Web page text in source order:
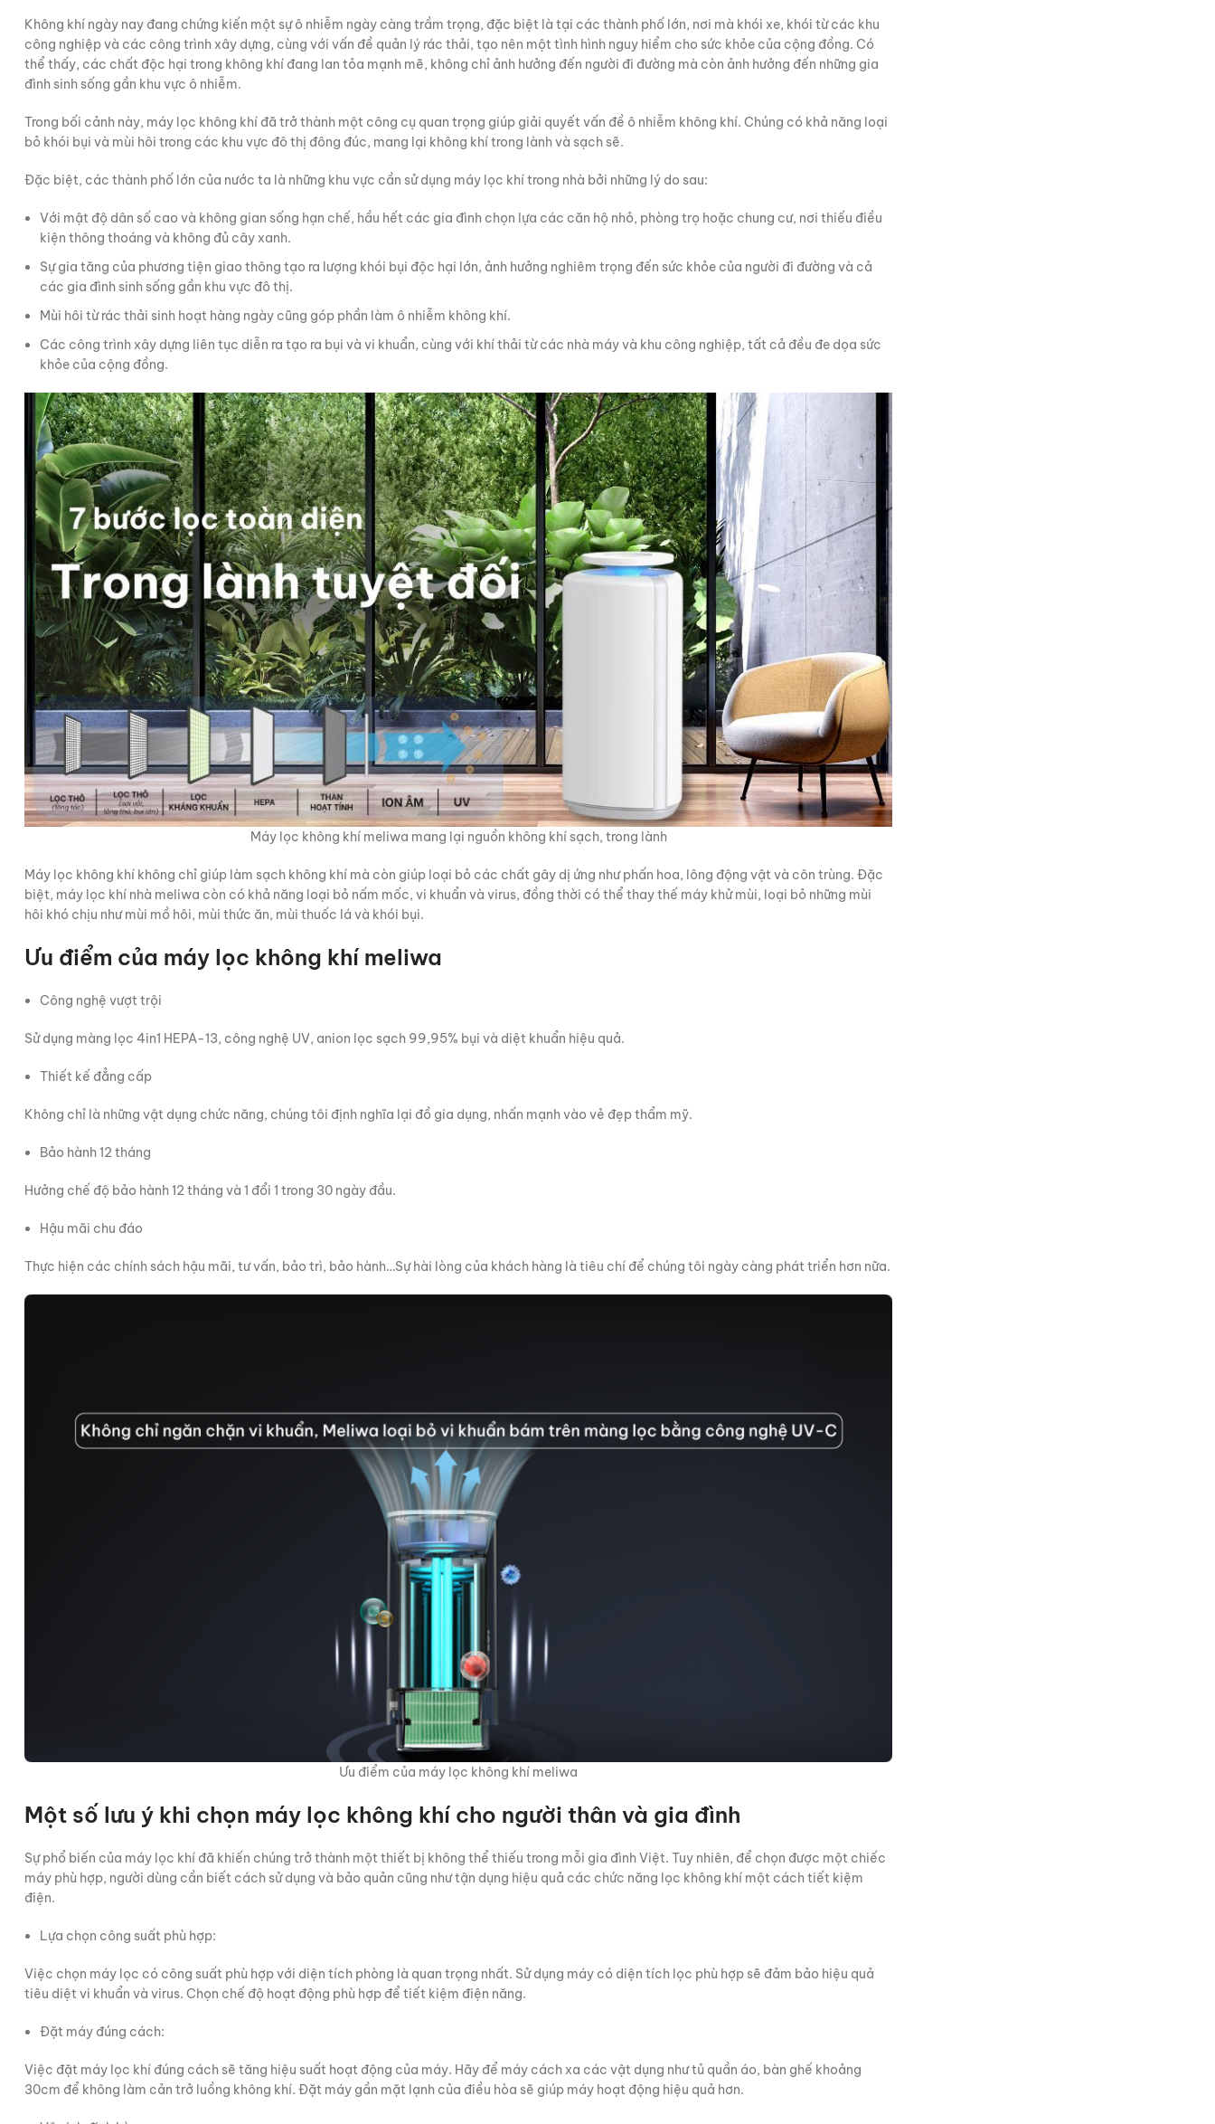
Không khí ngày nay đang chứng kiến một sự ô nhiễm ngày càng trầm trọng, đặc biệt là tại các thành phố lớn, nơi mà khói xe, khói từ các khu
công nghiệp và các công trình xây dựng, cùng với vấn đề quản lý rác thải, tạo nên một tình hình nguy hiểm cho sức khỏe của cộng đồng. Có
thể thấy, các chất độc hại trong không khí đang lan tỏa mạnh mẽ, không chỉ ảnh hưởng đến người đi đường mà còn ảnh hưởng đến những gia
đình sinh sống gần khu vực ô nhiễm.
Trong bối cảnh này, máy lọc không khí đã trở thành một công cụ quan trọng giúp giải quyết vấn đề ô nhiễm không khí. Chúng có khả năng loại
bỏ khói bụi và mùi hôi trong các khu vực đô thị đông đúc, mang lại không khí trong lành và sạch sẽ.
Đặc biệt, các thành phố lớn của nước ta là những khu vực cần sử dụng máy lọc khí trong nhà bởi những lý do sau:
Với mật độ dân số cao và không gian sống hạn chế, hầu hết các gia đình chọn lựa các căn hộ nhỏ, phòng trọ hoặc chung cư, nơi thiếu điều
kiện thông thoáng và không đủ cây xanh.
Sự gia tăng của phương tiện giao thông tạo ra lượng khói bụi độc hại lớn, ảnh hưởng nghiêm trọng đến sức khỏe của người đi đường và cả
các gia đình sinh sống gần khu vực đô thị.
Mùi hôi từ rác thải sinh hoạt hàng ngày cũng góp phần làm ô nhiễm không khí.
Các công trình xây dựng liên tục diễn ra tạo ra bụi và vi khuẩn, cùng với khí thải từ các nhà máy và khu công nghiệp, tất cả đều đe dọa sức
khỏe của cộng đồng.
Máy lọc không khí meliwa mang lại nguồn không khí sạch, trong lành
Máy lọc không khí không chỉ giúp làm sạch không khí mà còn giúp loại bỏ các chất gây dị ứng như phấn hoa, lông động vật và côn trùng. Đặc
biệt, máy lọc khí nhà meliwa còn có khả năng loại bỏ nấm mốc, vi khuẩn và virus, đồng thời có thể thay thế máy khử mùi, loại bỏ những mùi
hôi khó chịu như mùi mồ hôi, mùi thức ăn, mùi thuốc lá và khói bụi.
Ưu điểm của máy lọc không khí meliwa
Công nghệ vượt trội
Sử dụng màng lọc 4in1 HEPA-13, công nghệ UV, anion lọc sạch 99,95% bụi và diệt khuẩn hiệu quả.
Thiết kế đẳng cấp
Không chỉ là những vật dụng chức năng, chúng tôi định nghĩa lại đồ gia dụng, nhấn mạnh vào vẻ đẹp thẩm mỹ.
Bảo hành 12 tháng
Hưởng chế độ bảo hành 12 tháng và 1 đổi 1 trong 30 ngày đầu.
Hậu mãi chu đáo
Thực hiện các chính sách hậu mãi, tư vấn, bảo trì, bảo hành…Sự hài lòng của khách hàng là tiêu chí để chúng tôi ngày càng phát triển hơn nữa.
Ưu điểm của máy lọc không khí meliwa
Một số lưu ý khi chọn máy lọc không khí cho người thân và gia đình
Sự phổ biến của máy lọc khí đã khiến chúng trở thành một thiết bị không thể thiếu trong mỗi gia đình Việt. Tuy nhiên, để chọn được một chiếc
máy phù hợp, người dùng cần biết cách sử dụng và bảo quản cũng như tận dụng hiệu quả các chức năng lọc không khí một cách tiết kiệm
điện.
Lựa chọn công suất phù hợp:
Việc chọn máy lọc có công suất phù hợp với diện tích phòng là quan trọng nhất. Sử dụng máy có diện tích lọc phù hợp sẽ đảm bảo hiệu quả
tiêu diệt vi khuẩn và virus. Chọn chế độ hoạt động phù hợp để tiết kiệm điện năng.
Đặt máy đúng cách:
Việc đặt máy lọc khí đúng cách sẽ tăng hiệu suất hoạt động của máy. Hãy để máy cách xa các vật dụng như tủ quần áo, bàn ghế khoảng
30cm để không làm cản trở luồng không khí. Đặt máy gần mặt lạnh của điều hòa sẽ giúp máy hoạt động hiệu quả hơn.